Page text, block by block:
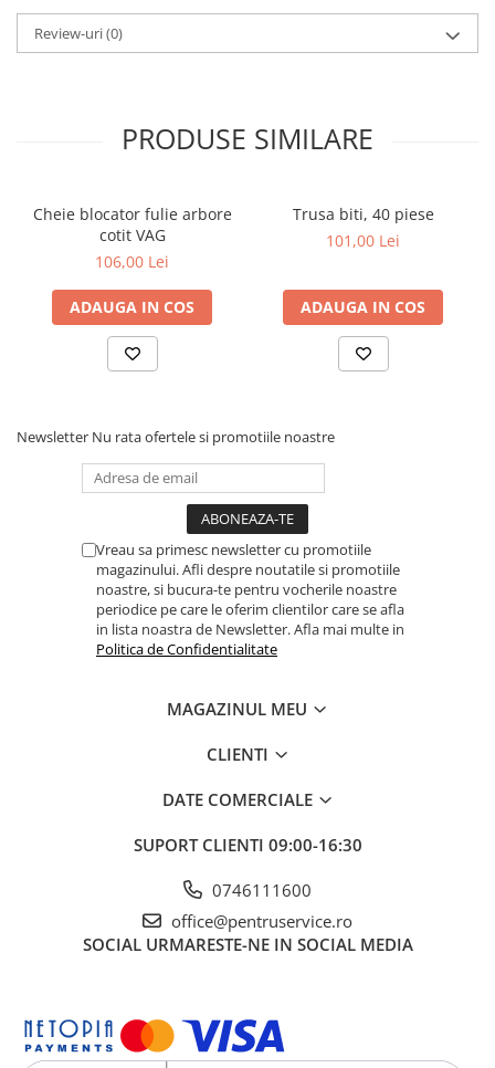
Review-uri(0)
PRODUSE SIMILARE
Cheie blocator fulie arbore
cotit VAG
106,00 Lei
ADAUGA IN COS
Trusa biti, 40 piese
101,00 Lei
ADAUGA IN COS
Newsletter Nu rata ofertele si promotiile noastre
Vreau sa primesc newsletter cu promotiile
magazinului. Afli despre noutatile si promotiile
noastre, si bucura-te pentru vocherile noastre
periodice pe care le oferim clientilor care se afla
in lista noastra de Newsletter. Afla mai multe in
Politica de Confidentialitate
MAGAZINUL MEU
CLIENTI
DATE COMERCIALE
SUPORT CLIENTI 09:00-16:30
0746111600
office@pentruservice.ro
SOCIAL URMARESTE-NE IN SOCIAL MEDIA